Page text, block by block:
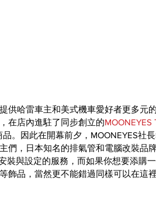
供哈雷車主和美式機車愛好者更多元
在店內進駐了同步創立的MOONEYES
品。因此在開幕前夕，MOONEYES社
們，日本知名的排氣管和電腦改裝品
裝與設定的服務，而如果你想要添購
飾品，當然更不能錯過同樣可以在這